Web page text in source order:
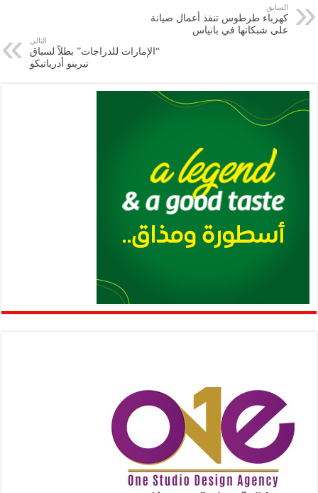
y
Li
k
A
p
السابق
كهرباء طرطوس تنفذ أعمال صيانة
على شبكاتها في بانياس
التالي
“الإمارات للدراجات” بطلاً لسباق
تيرينو أدرياتيكو